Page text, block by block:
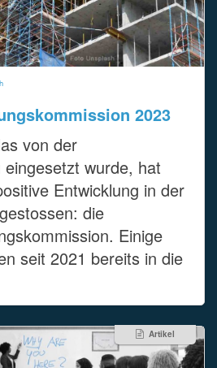
2023
von der
wurde, hat
Entwicklung in der
die
Einige
seit 2021 bereits in die
Artikel